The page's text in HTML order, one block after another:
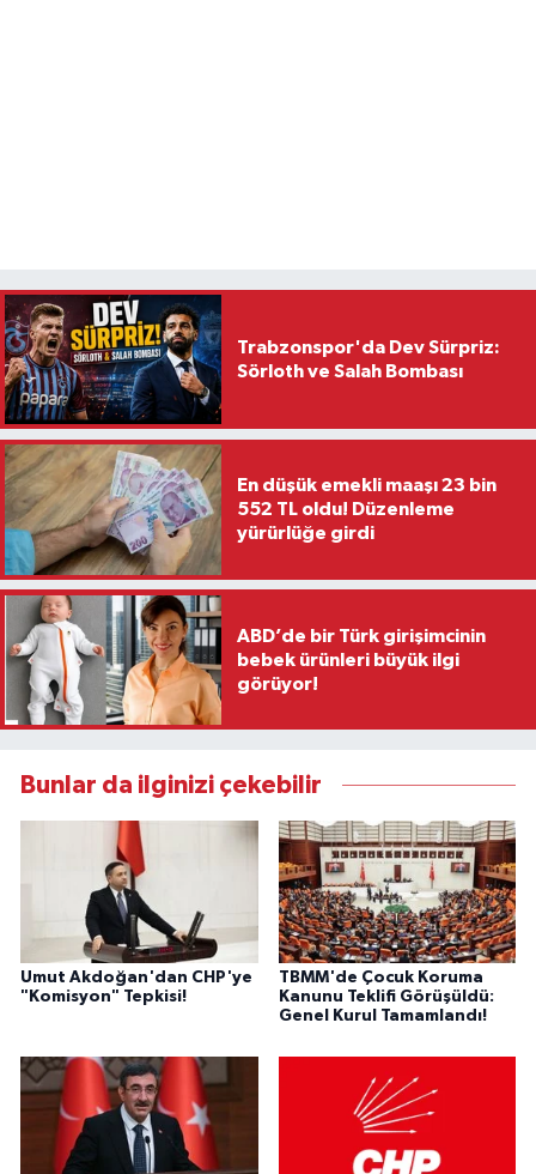
Trabzonspor'da Dev Sürpriz:
Sörloth ve Salah Bombası
En düşük emekli maaşı 23 bin
552 TL oldu! Düzenleme
yürürlüğe girdi
ABD’de bir Türk girişimcinin
bebek ürünleri büyük ilgi
görüyor!
Bunlar da ilginizi çekebilir
Umut Akdoğan'dan CHP'ye
"Komisyon" Tepkisi!
TBMM'de Çocuk Koruma
Kanunu Teklifi Görüşüldü:
Genel Kurul Tamamlandı!